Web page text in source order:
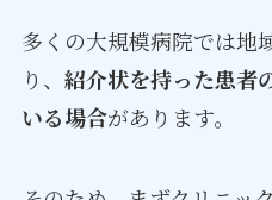
多くの大規模病院では地
り、 紹介状を持った患者
いる場合があります。